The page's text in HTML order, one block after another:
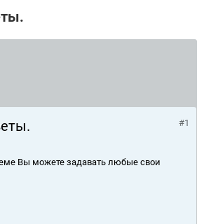
#1
Вы можете задавать любые свои